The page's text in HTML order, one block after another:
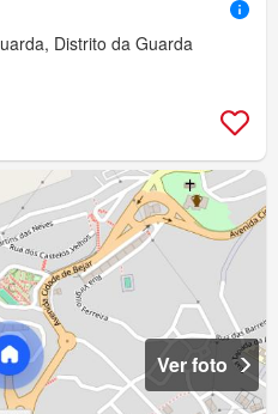
Distrito da Guarda
Ver foto